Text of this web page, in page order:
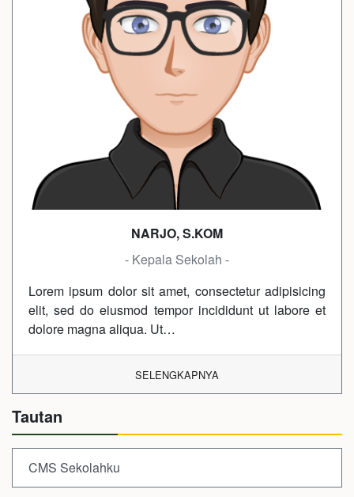
NARJO, S.KOM
- Kepala Sekolah -
Lorem ipsum dolor sit amet, consectetur adipisicing
elit, sed do eiusmod tempor incididunt ut labore et
dolore magna aliqua. Ut…
SELENGKAPNYA
Tautan
CMS Sekolahku